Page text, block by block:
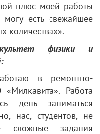
плюс моей работы
есть свежайшее
количествах».
физики и
в ремонтно-
Работа
день заниматься
нас, студентов, не
сложные задания